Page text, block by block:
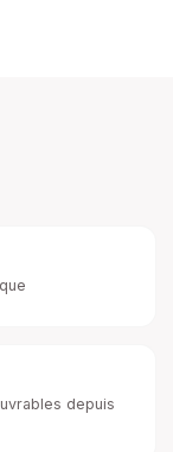
depuis